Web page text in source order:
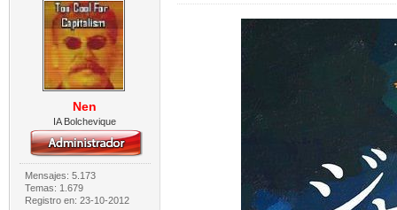
Nen
IA Bolchevique
Mensajes: 5.173
Temas: 1.679
Registro en: 23-10-2012